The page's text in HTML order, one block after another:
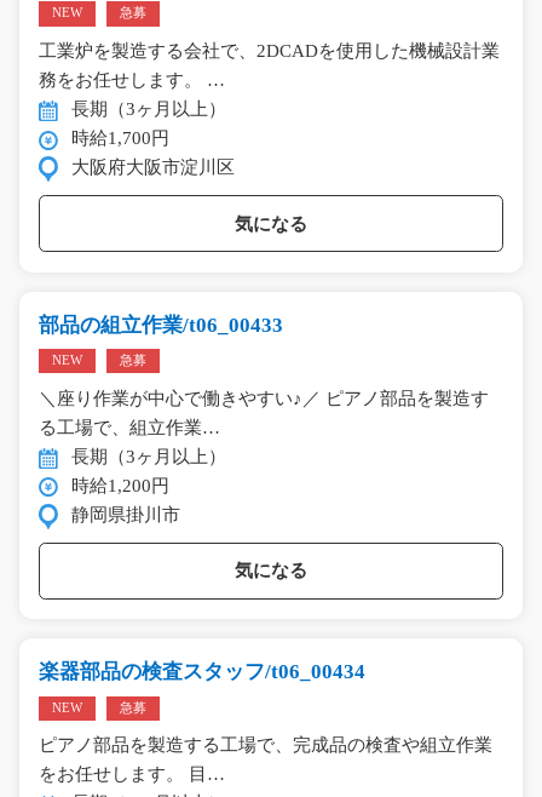
NEW 急募
工業炉を製造する会社で、2DCADを使用した機械設計業
務をお任せします。 …
長期（3ヶ月以上）
時給1,700円
大阪府大阪市淀川区
気になる
部品の組立作業/t06_00433
NEW 急募
＼座り作業が中心で働きやすい♪／ ピアノ部品を製造す
る工場で、組立作業…
長期（3ヶ月以上）
時給1,200円
静岡県掛川市
気になる
楽器部品の検査スタッフ/t06_00434
NEW 急募
ピアノ部品を製造する工場で、完成品の検査や組立作業
をお任せします。 目…